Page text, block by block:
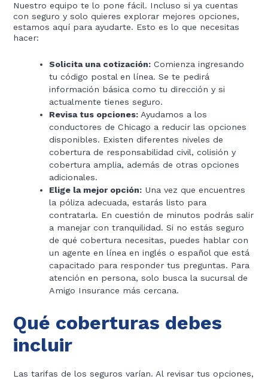
Nuestro equipo te lo pone fácil. Incluso si ya cuentas
con seguro y solo quieres explorar mejores opciones,
estamos aquí para ayudarte. Esto es lo que necesitas
hacer:
Solicita una cotización: Comienza ingresando
tu código postal en línea. Se te pedirá
información básica como tu dirección y si
actualmente tienes seguro.
Revisa tus opciones: Ayudamos a los
conductores de Chicago a reducir las opciones
disponibles. Existen diferentes niveles de
cobertura de responsabilidad civil, colisión y
cobertura amplia, además de otras opciones
adicionales.
Elige la mejor opción: Una vez que encuentres
la póliza adecuada, estarás listo para
contratarla. En cuestión de minutos podrás salir
a manejar con tranquilidad. Si no estás seguro
de qué cobertura necesitas, puedes hablar con
un agente en línea en inglés o español que está
capacitado para responder tus preguntas. Para
atención en persona, solo busca la sucursal de
Amigo Insurance más cercana.
Qué coberturas debes
incluir
Las tarifas de los seguros varían. Al revisar tus opciones,